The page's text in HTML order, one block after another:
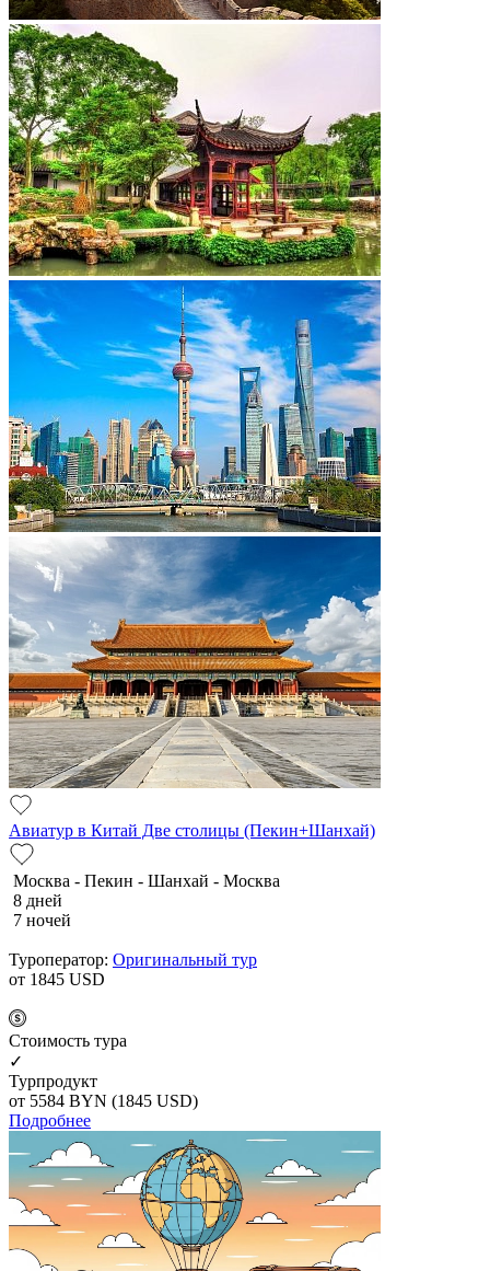
Авиатур в Китай Две столицы (Пекин+Шанхай)
Москва - Пекин - Шанхай - Москва
8 дней
7 ночей
Туроператор: Оригинальный тур
от 1845 USD
Cтоимость тура
✓
Турпродукт
от 5584 BYN (1845 USD)
Подробнее